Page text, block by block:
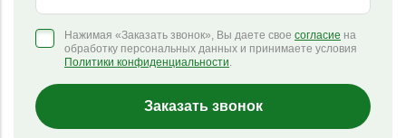
Нажимая «Заказать звонок», Вы даете свое согласие на
обработку персональных данных и принимаете условия
Политики конфиденциальности.
Заказать звонок